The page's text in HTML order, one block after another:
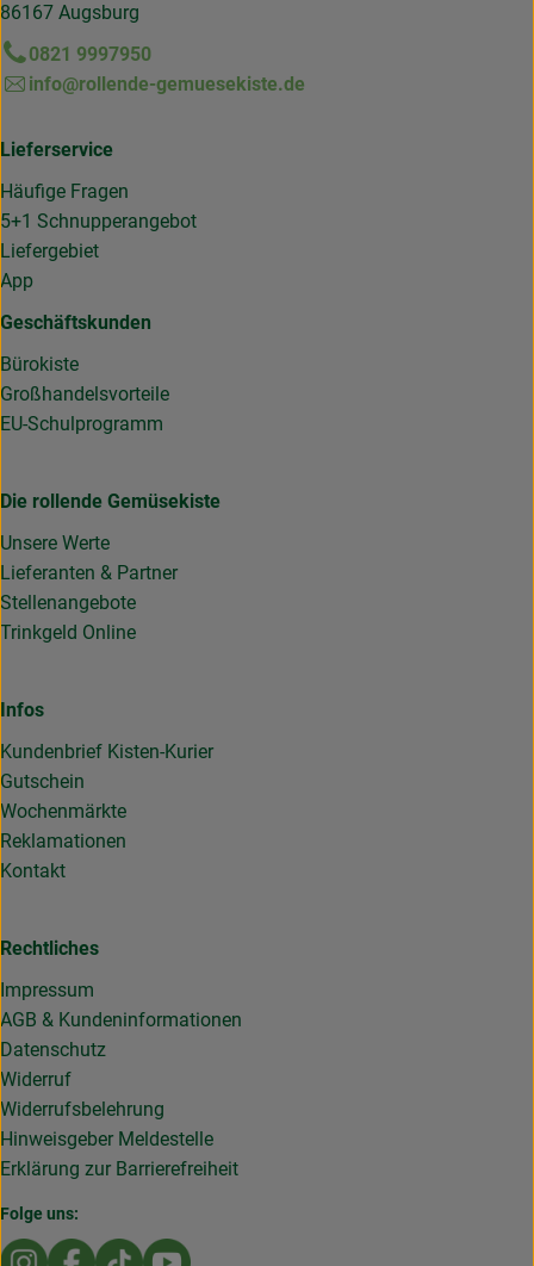
86167 Augsburg
0821 9997950
info@rollende-gemuesekiste.de
Lieferservice
Häufige Fragen
5+1 Schnupperangebot
Liefergebiet
App
Geschäftskunden
Bürokiste
Großhandelsvorteile
EU-Schulprogramm
Die rollende Gemüsekiste
Unsere Werte
Lieferanten & Partner
Stellenangebote
Trinkgeld Online
Infos
Kundenbrief Kisten-Kurier
Gutschein
Wochenmärkte
Reklamationen
Kontakt
Rechtliches
Impressum
AGB & Kundeninformationen
Datenschutz
Widerruf
Widerrufsbelehrung
Hinweisgeber Meldestelle
Erklärung zur Barrierefreiheit
Folge uns:
Externer Link zu https://www.instagram.com/
Externer Link zu https://www.facebook.com/
Externer Link zu https://www.tiktok.com/
Externer Link zu https://